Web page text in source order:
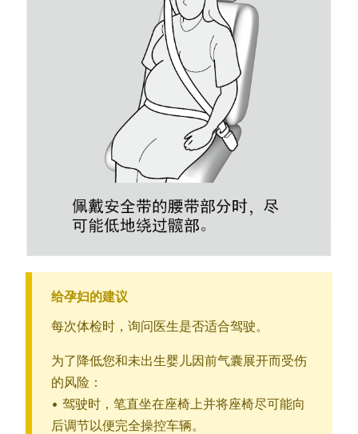
给孕妇的建议
每次体检时，询问医生是否适合驾驶。
为了降低您和未出生婴儿因前气囊展开而受伤
的风险：
• 驾驶时，笔直坐在座椅上并将座椅尽可能向
后调节以便完全操控车辆。